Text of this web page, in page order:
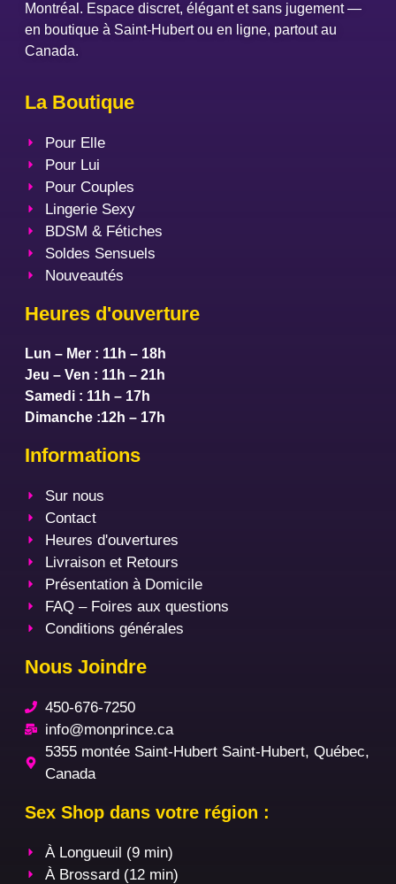
Montréal. Espace discret, élégant et sans jugement —
en boutique à Saint-Hubert ou en ligne, partout au
Canada.
La Boutique
Pour Elle
Pour Lui
Pour Couples
Lingerie Sexy
BDSM & Fétiches
Soldes Sensuels
Nouveautés
Heures d'ouverture
Lun – Mer : 11h – 18h
Jeu – Ven : 11h – 21h
Samedi : 11h – 17h
Dimanche :12h – 17h
Informations
Sur nous
Contact
Heures d'ouvertures
Livraison et Retours
Présentation à Domicile
FAQ – Foires aux questions
Conditions générales
Nous Joindre
450-676-7250
info@monprince.ca
5355 montée Saint-Hubert Saint-Hubert, Québec,
Canada
Sex Shop dans votre région :
À Longueuil (9 min)
À Brossard (12 min)